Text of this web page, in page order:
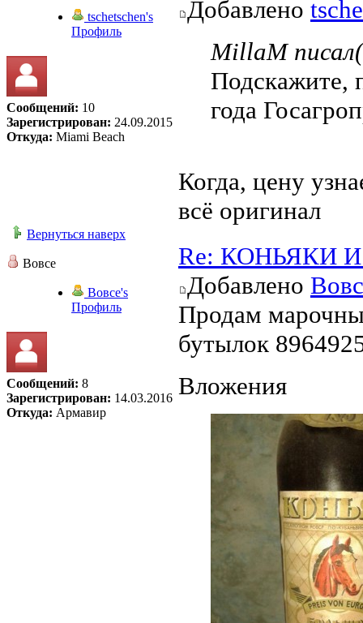
tschetschen's
Профиль
Сообщений: 10
Зарегистрирован: 24.09.2015
Откуда: Miami Beach
Добавлено
MillaM
Подскажите,
года
Когда, цену
всё оригинал
Вернуться наверх
Вовсе
Вовсе's
Профиль
Сообщений: 8
Зарегистрирован: 14.03.2016
Откуда: Армавир
Re: КОНЬЯКИ И
Добавлено
Продам
бутылок
Вложения